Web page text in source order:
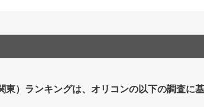
東）ランキングは、オリコンの以下の調査に